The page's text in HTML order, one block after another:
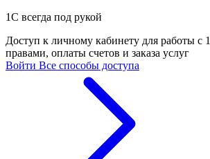
1С всегда под рукой
Доступ к личному кабинету для работы с
правами, оплаты счетов и заказа услуг
Войти Все способы доступа